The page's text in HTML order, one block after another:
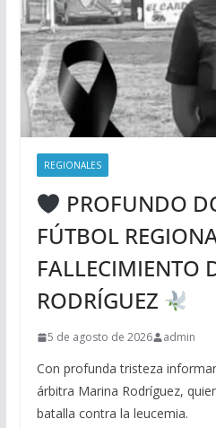
REGIONALES
PROFUNDO
FÚTBOL
FALLECIMIENTO
RODRÍGUEZ
5 de agosto de 2026 admin
Con profunda tristeza
árbitra Marina Rodríguez,
batalla contra la leucemia.